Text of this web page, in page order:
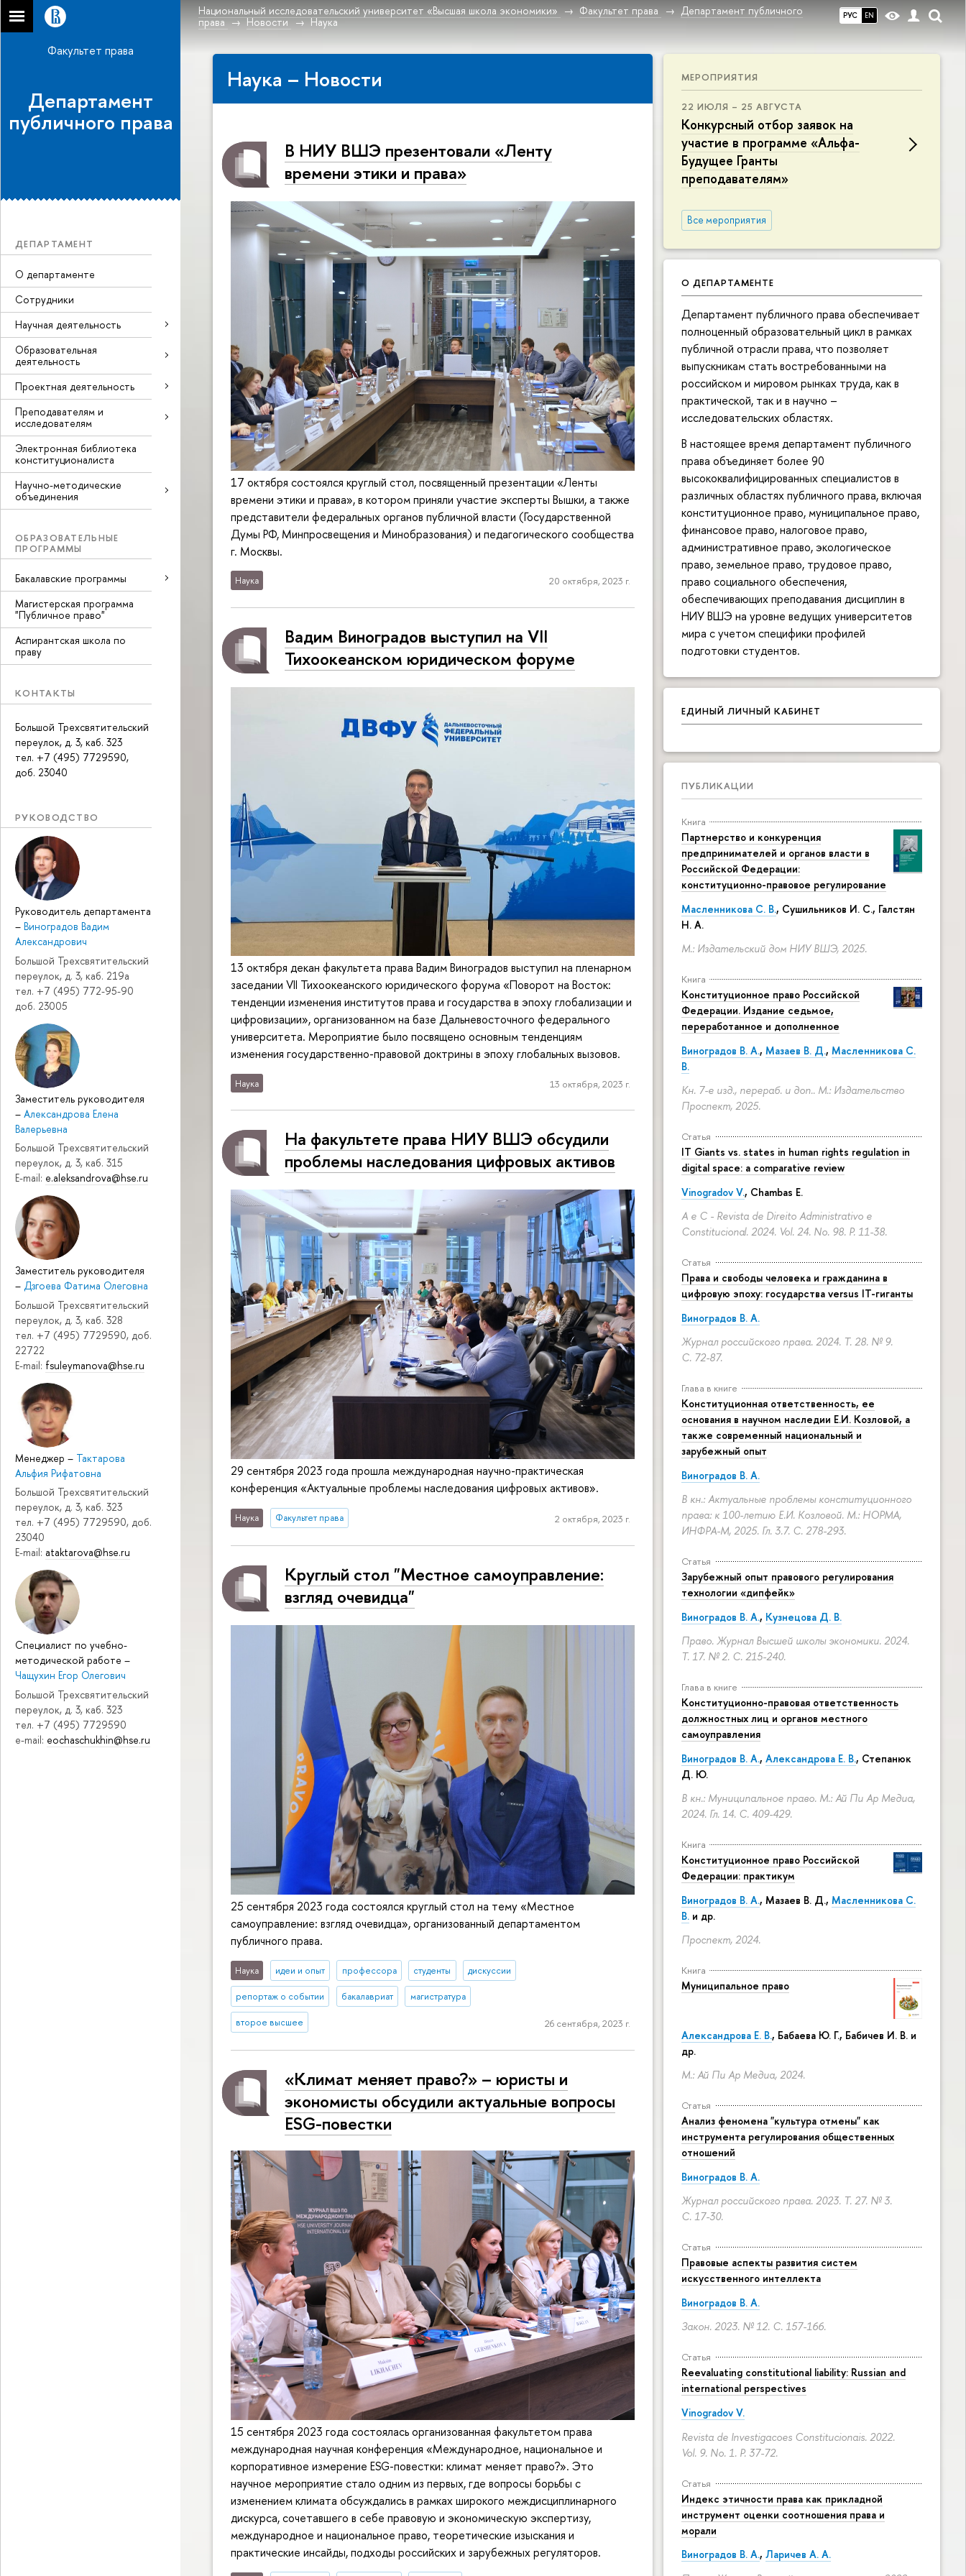
РУС EN
Национальный исследовательский университет «Высшая школа экономики» Факультет права
Департамент публичного
права
Новости Наука
Факультет права
Департамент
публичного права
ДЕПАРТАМЕНТ
О департаменте
Сотрудники
Научная деятельность
Образовательная
деятельность
Проектная деятельность
Преподавателям и
исследователям
Электронная библиотека
конституционалиста
Научно-методические
объединения
ОБРАЗОВАТЕЛЬНЫЕ
ПРОГРАММЫ
Бакалавские программы
Магистерская программа
"Публичное право"
Аспирантская школа по
праву
КОНТАКТЫ
Большой Трехсвятительский
переулок, д. 3, каб. 323
тел. +7 (495) 7729590,
доб. 23040
РУКОВОДСТВО
Руководитель департамента
– Виноградов Вадим
Александрович
Большой Трехсвятительский
переулок, д. 3, каб. 219a
тел. +7 (495) 772-95-90
доб. 23005
Заместитель руководителя
– Александрова Елена
Валерьевна
Большой Трехсвятительский
переулок, д. 3, каб. 315
E-mail: e.aleksandrova@hse.ru
Заместитель руководителя
– Дзгоева Фатима Олеговна
Большой Трехсвятительский
переулок, д. 3, каб. 328
тел. +7 (495) 7729590, доб.
22722
E-mail: fsuleymanova@hse.ru
Менеджер – Тактарова
Альфия Рифатовна
Большой Трехсвятительский
переулок, д. 3, каб. 323
тел. +7 (495) 7729590, доб.
23040
E-mail: ataktarova@hse.ru
Специалист по учебно-
методической работе –
Чащухин Егор Олегович
Большой Трехсвятительский
переулок, д. 3, каб. 323
тел. +7 (495) 7729590
e-mail: eochaschukhin@hse.ru
МЕРОПРИЯТИЯ
22 ИЮЛЯ – 25 АВГУСТА
Конкурсный отбор заявок на
участие в программе «Альфа-
Будущее Гранты
преподавателям»
Все мероприятия
О ДЕПАРТАМЕНТЕ
Департамент публичного права обеспечивает
полноценный образовательный цикл в рамках
публичной отрасли права, что позволяет
выпускникам стать востребованными на
российском и мировом рынках труда, как в
практической, так и в научно –
исследовательских областях.
В настоящее время департамент публичного
права объединяет более 90
высококвалифицированных специалистов в
различных областях публичного права, включая
конституционное право, муниципальное право,
финансовое право, налоговое право,
административное право, экологическое
право, земельное право, трудовое право,
право социального обеспечения,
обеспечивающих преподавания дисциплин в
НИУ ВШЭ на уровне ведущих университетов
мира с учетом специфики профилей
подготовки студентов.
ЕДИНЫЙ ЛИЧНЫЙ КАБИНЕТ
ПУБЛИКАЦИИ
Книга
Партнерство и конкуренция
предпринимателей и органов власти в
Российской Федерации:
конституционно-правовое регулирование
Масленникова С. В., Сушильников И. С., Галстян
Н. А.
М.: Издательский дом НИУ ВШЭ, 2025.
Книга
Конституционное право Российской
Федерации. Издание седьмое,
переработанное и дополненное
Виноградов В. А., Мазаев В. Д., Масленникова С.
В.
Кн. 7-е изд., перераб. и доп.. М.: Издательство
Проспект, 2025.
Статья
IT Giants vs. states in human rights regulation in
digital space: a comparative review
Vinogradov V., Chambas E.
A e C - Revista de Direito Administrativo e
Constitucional. 2024. Vol. 24. No. 98. P. 11-38.
Статья
Права и свободы человека и гражданина в
цифровую эпоху: государства versus IT-гиганты
Виноградов В. А.
Журнал российского права. 2024. Т. 28. № 9.
С. 72-87.
Глава в книге
Конституционная ответственность, ее
основания в научном наследии Е.И. Козловой, а
также современный национальный и
зарубежный опыт
Виноградов В. А.
В кн.: Актуальные проблемы конституционного
права: к 100-летию Е.И. Козловой. М.: НОРМА,
ИНФРА-М, 2025. Гл. 3.7. С. 278-293.
Статья
Зарубежный опыт правового регулирования
технологии «дипфейк»
Виноградов В. А., Кузнецова Д. В.
Право. Журнал Высшей школы экономики. 2024.
Т. 17. № 2. С. 215-240.
Глава в книге
Конституционно-правовая ответственность
должностных лиц и органов местного
самоуправления
Виноградов В. А., Александрова Е. В., Степанюк
Д. Ю.
В кн.: Муниципальное право. М.: Ай Пи Ар Медиа,
2024. Гл. 14. С. 409-429.
Книга
Конституционное право Российской
Федерации: практикум
Виноградов В. А., Мазаев В. Д., Масленникова С.
В. и др.
Проспект, 2024.
Книга
Муниципальное право
Александрова Е. В., Бабаева Ю. Г., Бабичев И. В. и
др.
М.: Ай Пи Ар Медиа, 2024.
Статья
Анализ феномена "культура отмены" как
инструмента регулирования общественных
отношений
Виноградов В. А.
Журнал российского права. 2023. Т. 27. № 3.
С. 17-30.
Статья
Правовые аспекты развития систем
искусственного интеллекта
Виноградов В. А.
Закон. 2023. № 12. С. 157-166.
Статья
Reevaluating constitutional liability: Russian and
international perspectives
Vinogradov V.
Revista de Investigacoes Constitucionais. 2022.
Vol. 9. No. 1. P. 37-72.
Статья
Индекс этичности права как прикладной
инструмент оценки соотношения права и
морали
Виноградов В. А., Ларичев А. А.
Наука – Новости
В НИУ ВШЭ презентовали «Ленту
времени этики и права»
17 октября состоялся круглый стол, посвященный презентации «Ленты
времени этики и права», в котором приняли участие эксперты Вышки, а также
представители федеральных органов публичной власти (Государственной
Думы РФ, Минпросвещения и Минобразования) и педагогического сообщества
г. Москвы.
Наука 20 октября, 2023 г.
Вадим Виноградов выступил на VII
Тихоокеанском юридическом форуме
13 октября декан факультета права Вадим Виноградов выступил на пленарном
заседании VII Тихоокеанского юридического форума «Поворот на Восток:
тенденции изменения институтов права и государства в эпоху глобализации и
цифровизации», организованном на базе Дальневосточного федерального
университета. Мероприятие было посвящено основным тенденциям
изменения государственно-правовой доктрины в эпоху глобальных вызовов.
Наука 13 октября, 2023 г.
На факультете права НИУ ВШЭ обсудили
проблемы наследования цифровых активов
29 сентября 2023 года прошла международная научно-практическая
конференция «Актуальные проблемы наследования цифровых активов».
Наука Факультет права 2 октября, 2023 г.
Круглый стол "Местное самоуправление:
взгляд очевидца"
25 сентября 2023 года состоялся круглый стол на тему «Местное
самоуправление: взгляд очевидца», организованный департаментом
публичного права.
Наука идеи и опыт профессора студенты дискуссии
репортаж о событии бакалавриат магистратура
второе высшее 26 сентября, 2023 г.
«Климат меняет право?» – юристы и
экономисты обсудили актуальные вопросы
ESG-повестки
15 сентября 2023 года состоялась организованная факультетом права
международная научная конференция «Международное, национальное и
корпоративное измерение ESG-повестки: климат меняет право?». Это
научное мероприятие стало одним из первых, где вопросы борьбы с
изменением климата обсуждались в рамках широкого междисциплинарного
дискурса, сочетавшего в себе правовую и экономическую экспертизу,
международное и национальное право, теоретические изыскания и
практические инсайды, подходы российских и зарубежных регуляторов.